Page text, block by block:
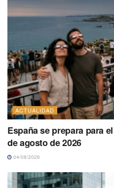
ACTUALIDAD
España se prepara para
de agosto de 2026
04/08/2026